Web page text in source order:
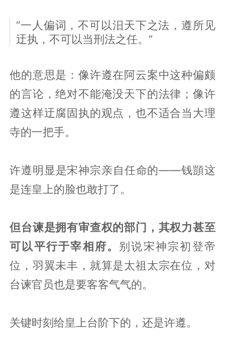
“一人偏词，不可以汨天下之法，遵所见
迂执，不可以当刑法之任。”
他的意思是：像许遵在阿云案中这种偏颇
的言论，绝对不能淹没天下的法律；像许
遵这样迂腐固执的观点，也不适合当大理
寺的一把手。
许遵明显是宋神宗亲自任命的——钱顗这
是连皇上的脸也敢打了。
但台谏是拥有审查权的部门，其权力甚至
可以平行于宰相府。 别说宋神宗初登帝
位，羽翼未丰，就算是太祖太宗在位，对
台谏官员也是要客客气气的。
关键时刻给皇上台阶下的，还是许遵。